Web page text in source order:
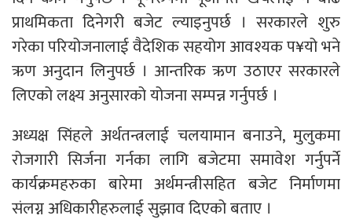
प्राथमिकता दिनेगरी बजेट ल्याइनुपर्छ । सरकारले शुरु
गरेका परियोजनालाई वैदेशिक सहयोग आवश्यक प¥यो भने
ऋण अनुदान लिनुपर्छ । आन्तरिक ऋण उठाएर सरकारले
लिएको लक्ष्य अनुसारको योजना सम्पन्न गर्नुपर्छ ।
अध्यक्ष सिंहले अर्थतन्त्रलाई चलयामान बनाउने, मुलुकमा
रोजगारी सिर्जना गर्नका लागि बजेटमा समावेश गर्नुपर्ने
कार्यक्रमहरुका बारेमा अर्थमन्त्रीसहित बजेट निर्माणमा
संलग्न अधिकारीहरुलाई सुझाव दिएको बताए ।